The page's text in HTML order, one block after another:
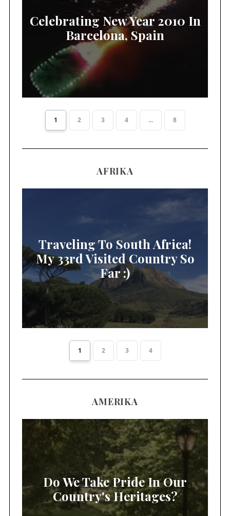
Celebrating New Year 2010 In
Barcelona, Spain
1 2 3 4 ... 8
AFRIKA
Traveling To South Africa!
My 33rd Visited Country So
Far :)
1 2 3 4
AMERIKA
Do We Take Pride In Our
Country's Heritages?